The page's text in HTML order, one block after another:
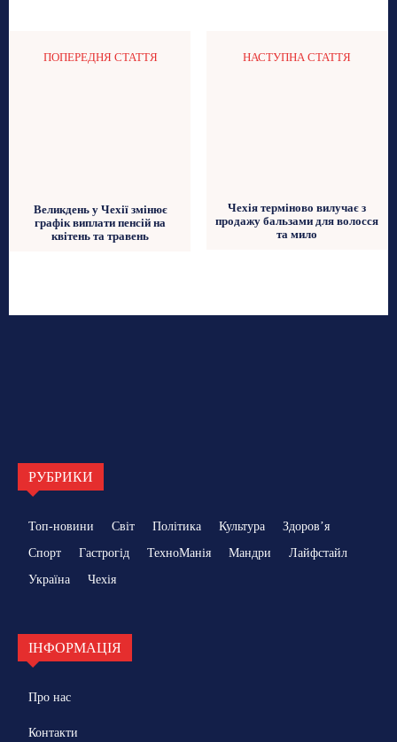
ПОПЕРЕДНЯ СТАТТЯ
Великдень у Чехії змінює
графік виплати пенсій на
квітень та травень
НАСТУПНА СТАТТЯ
Чехія терміново вилучає з
продажу бальзами для волосся
та мило
РУБРИКИ
Топ-новини Світ Політика Культура
Здоровʼя
Спорт
Гастрогід ТехноМанія Мандри
Лайфстайл
Україна
Чехія
ІНФОРМАЦІЯ
Про нас
Контакти